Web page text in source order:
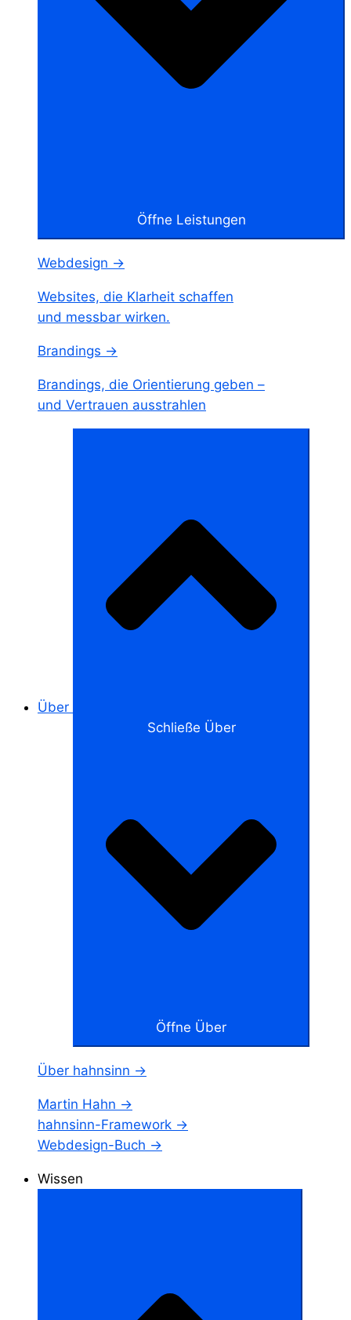
Öffne Leistungen
Webdesign →
Websites, die Klarheit schaffen
und messbar wirken.
Brandings →
Brandings, die Orientierung geben –
und Vertrauen ausstrahlen
Über
Schließe Über
Öffne Über
Über hahnsinn →
Martin Hahn →
hahnsinn-Framework →
Webdesign-Buch →
Wissen